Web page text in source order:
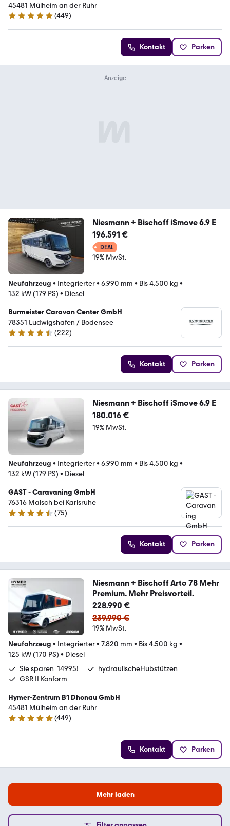
45481 Mülheim an der Ruhr
4.8 Sterne
(449)
Kontakt Parken
Niesmann + Bischoff iSmove 6.9 E
196.591 €
DEAL
19% MwSt.
Neufahrzeug • Integrierter• 6.990 mm • Bis 4.500 kg •
132 kW (179 PS) • Diesel
Burmeister Caravan Center GmbH
78351 Ludwigshafen / Bodensee
4.5 Sterne
(222)
Kontakt Parken
Niesmann + Bischoff iSmove 6.9 E
180.016 €
19% MwSt.
Neufahrzeug • Integrierter• 6.990 mm • Bis 4.500 kg •
132 kW (179 PS) • Diesel
GAST - Caravaning GmbH
76316 Malsch bei Karlsruhe
4.3 Sterne
(75)
Kontakt Parken
Niesmann + Bischoff Arto 78 Mehr
Premium. Mehr Preisvorteil.
228.990 €
239.990 €
19% MwSt.
Neufahrzeug • Integrierter• 7.820 mm • Bis 4.500 kg •
125 kW (170 PS) • Diesel
Sie sparen  14995!
hydraulischeHubstützen
GSR II Konform
Hymer-Zentrum B1 Dhonau GmbH
45481 Mülheim an der Ruhr
4.8 Sterne
(449)
Kontakt Parken
Mehr laden